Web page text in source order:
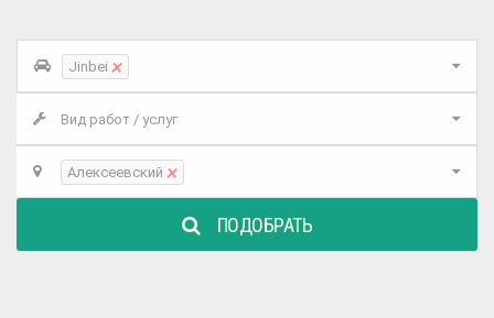
Jinbei ×
Вид работ / услуг
Алексеевский ×
ПОДОБРАТЬ